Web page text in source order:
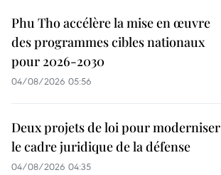
Phu Tho accélère la mise en œuvre
des programmes cibles nationaux
pour 2026-2030
04/08/2026 05:56
Deux projets de loi pour moderniser
le cadre juridique de la défense
04/08/2026 04:35